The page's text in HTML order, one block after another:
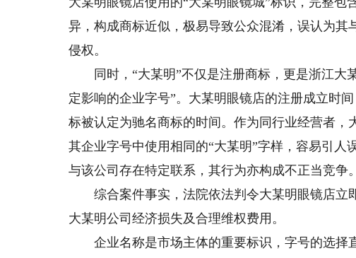
异，构成商标近似，极易导致公众混淆，误认为
侵权。
同时，“大某明”不仅是注册商标，更是浙江大
定影响的企业字号”。大某明眼镜店的注册成立时
标被认定为驰名商标的时间。作为同行业经营者
其企业字号中使用相同的“大某明”字样，容易引
与该公司存在特定联系，其行为亦构成不正当竞争。
综合案件事实，法院依法判令大某明眼镜店立
大某明公司经济损失及合理维权费用。
企业名称是市场主体的重要标识，字号的选择